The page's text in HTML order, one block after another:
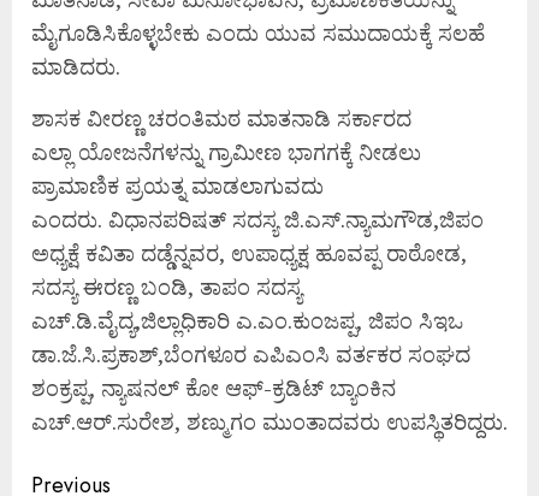
ಮೈಗೂಡಿಸಿಕೊಳ್ಳಬೇಕು ಎಂದು ಯುವ ಸಮುದಾಯಕ್ಕೆ ಸಲಹೆ
ಮಾಡಿದರು.
ಶಾಸಕ ವೀರಣ್ಣ ಚರಂತಿಮಠ ಮಾತನಾಡಿ ಸರ್ಕಾರದ
ಎಲ್ಲಾ ಯೋಜನೆಗಳನ್ನು ಗ್ರಾಮೀಣ ಭಾಗಗಕ್ಕೆ ನೀಡಲು
ಪ್ರಾಮಾಣಿಕ ಪ್ರಯತ್ನ ಮಾಡಲಾಗುವದು
ಎಂದರು. ವಿಧಾನಪರಿಷತ್ ಸದಸ್ಯ ಜಿ.ಎಸ್.ನ್ಯಾಮಗೌಡ,ಜಿಪಂ
ಅಧ್ಯಕ್ಷೆ ಕವಿತಾ ದಡ್ಡೆನ್ನವರ, ಉಪಾಧ್ಯಕ್ಷ ಹೂವಪ್ಪ ರಾಠೋಡ,
ಸದಸ್ಯ ಈರಣ್ಣ ಬಂಡಿ, ತಾಪಂ ಸದಸ್ಯ
ಎಚ್.ಡಿ.ವೈದ್ಯ,ಜಿಲ್ಲಾಧಿಕಾರಿ ಎ.ಎಂ.ಕುಂಜಪ್ಪ, ಜಿಪಂ ಸಿಇಒ
ಡಾ.ಜೆ.ಸಿ.ಪ್ರಕಾಶ್,ಬೆಂಗಳೂರ ಎಪಿಎಂಸಿ ವರ್ತಕರ ಸಂಘದ
ಶಂಕ್ರಪ್ಪ, ನ್ಯಾಷನಲ್ ಕೋ ಆಫ್-ಕ್ರಡಿಟ್ ಬ್ಯಾಂಕಿನ
ಎಚ್.ಆರ್.ಸುರೇಶ, ಶಣ್ಮುಗಂ ಮುಂತಾದವರು ಉಪಸ್ಥಿತರಿದ್ದರು.
Previous